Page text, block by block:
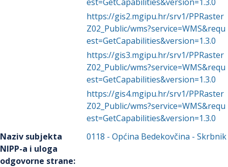
https://gis2.mgipu.hr/srv1/PPRaster
Z02_Public/wms?service=WMS&requ
est=GetCapabilities&version=1.3.0
https://gis3.mgipu.hr/srv1/PPRaster
Z02_Public/wms?service=WMS&requ
est=GetCapabilities&version=1.3.0
https://gis4.mgipu.hr/srv1/PPRaster
Z02_Public/wms?service=WMS&requ
est=GetCapabilities&version=1.3.0
Naziv subjekta
NIPP-a i uloga
odgovorne strane:
0118 -Općina Bedekovčina - Skrbnik